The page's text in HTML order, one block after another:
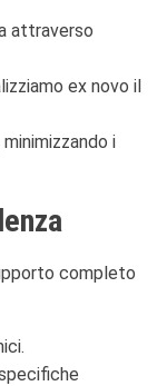
attraverso
ex novo il
i
completo